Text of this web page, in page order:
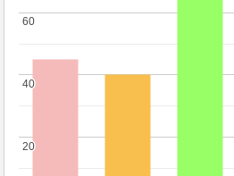
20
20
40
40
60
60